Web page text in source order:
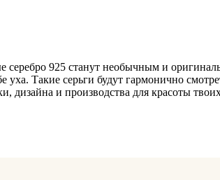
925 станут необычным и
Такие серьги будут гармонично
дизайна и производства для красоты